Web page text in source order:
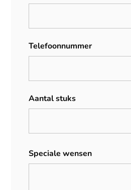
Telefoonnummer
Aantal stuks
Speciale wensen